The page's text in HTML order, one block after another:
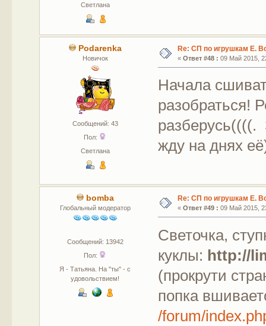
Светлана
Podarenka
Новичок
Сообщений: 43
Пол:
Светлана
Re: СП по игрушкам Е.
« Ответ #48 : 09 Май 2015,
Начала
разобраться!
разберусь((((.
жду на днях
bomba
Глобальный модератор
Сообщений: 13942
Пол:
Я - Татьяна. На "ты" - с
удовольствием!
Re: СП по игрушкам Е.
« Ответ #49 : 09 Май 2015,
Светочка,
куклы: http://
(прокрути
попка
/forum/